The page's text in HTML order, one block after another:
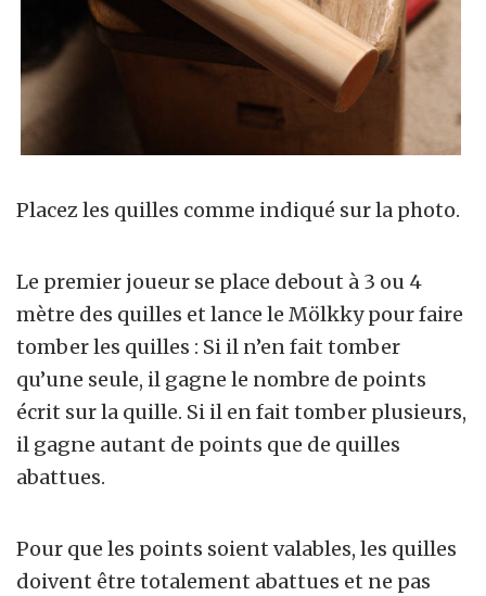
Placez les quilles comme indiqué sur la photo.
Le premier joueur se place debout à 3 ou 4
mètre des quilles et lance le Mölkky pour faire
tomber les quilles : Si il n’en fait tomber
qu’une seule, il gagne le nombre de points
écrit sur la quille. Si il en fait tomber plusieurs,
il gagne autant de points que de quilles
abattues.
Pour que les points soient valables, les quilles
doivent être totalement abattues et ne pas